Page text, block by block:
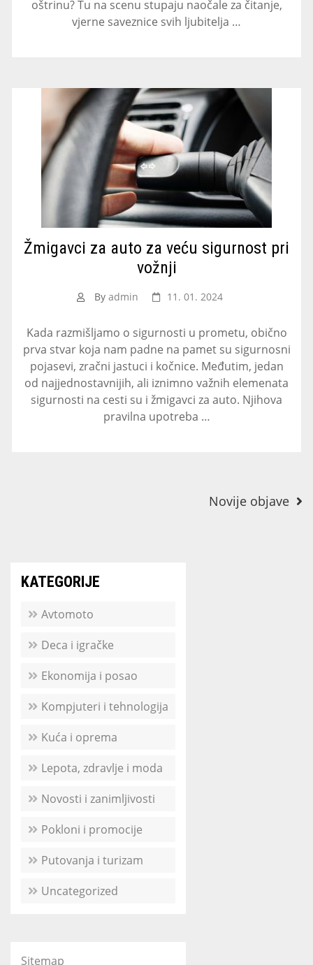
oštrinu? Tu na scenu stupaju naočale za čitanje,
vjerne saveznice svih ljubitelja …
Žmigavci za auto za veću sigurnost pri
vožnji
By admin 11. 01. 2024
Kada razmišljamo o sigurnosti u prometu, obično
prva stvar koja nam padne na pamet su sigurnosni
pojasevi, zračni jastuci i kočnice. Međutim, jedan
od najjednostavnijih, ali iznimno važnih elemenata
sigurnosti na cesti su i žmigavci za auto. Njihova
pravilna upotreba …
Novije objave
KATEGORIJE
Avtomoto
Deca i igračke
Ekonomija i posao
Kompjuteri i tehnologija
Kuća i oprema
Lepota, zdravlje i moda
Novosti i zanimljivosti
Pokloni i promocije
Putovanja i turizam
Uncategorized
Sitemap